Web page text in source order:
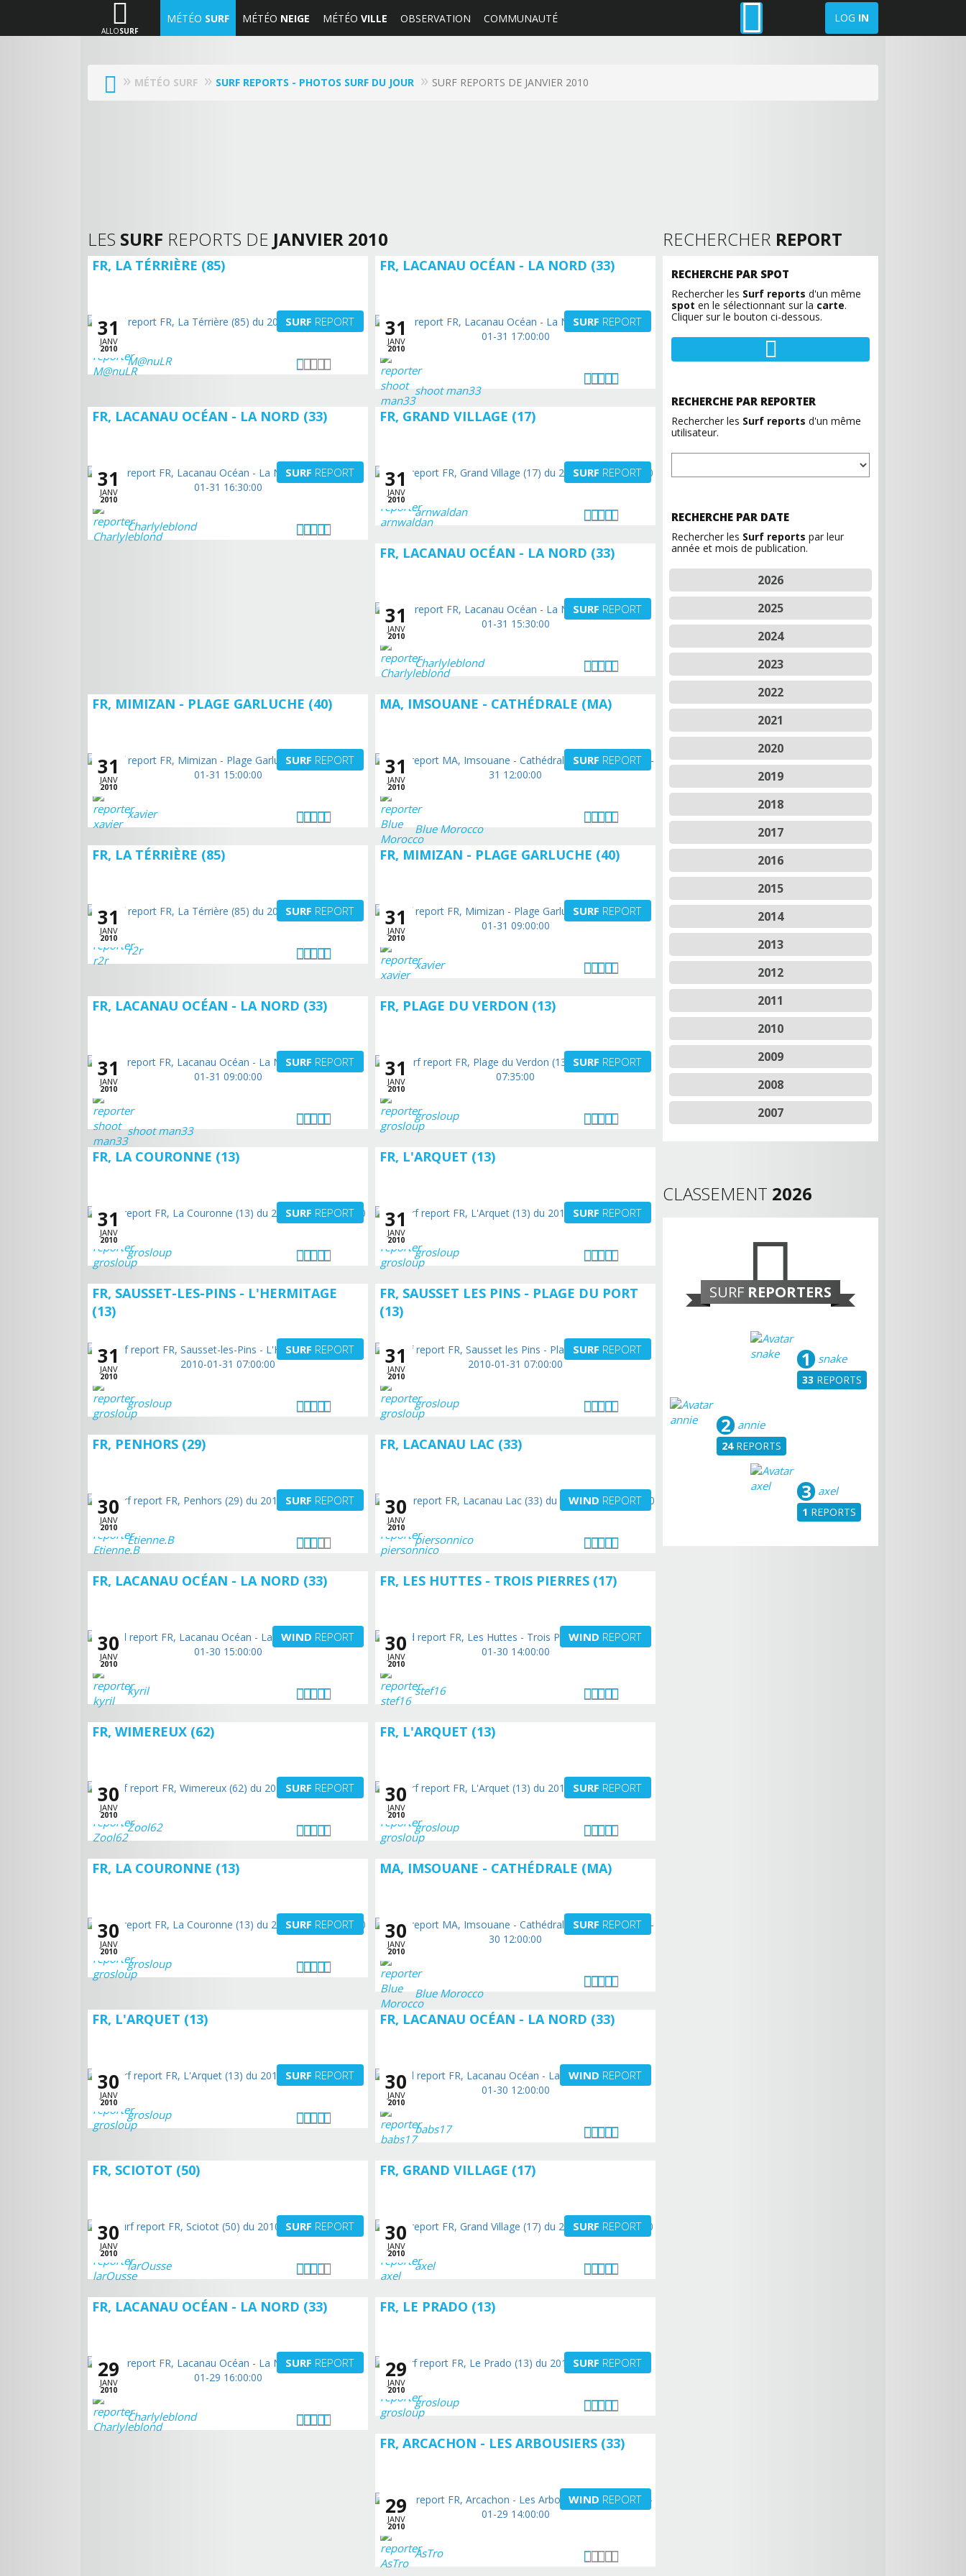
ALLOSURF
MÉTÉO SURF MÉTÉO NEIGE MÉTÉO VILLE OBSERVATION COMMUNAUTÉ LOG IN
MÉTÉO SURF SURF REPORTS - PHOTOS SURF DU JOUR SURF REPORTS DE JANVIER 2010
LES SURF REPORTS DE JANVIER 2010
FR, LA TÉRRIÈRE (85)
31
JANV
2010
SURF REPORT
M@nuLR
FR, LACANAU OCÉAN - LA NORD (33)
31
JANV
2010
SURF REPORT
shoot man33
FR, LACANAU OCÉAN - LA NORD (33)
31
JANV
2010
SURF REPORT
Charlyleblond
FR, GRAND VILLAGE (17)
31
JANV
2010
SURF REPORT
arnwaldan
FR, LACANAU OCÉAN - LA NORD (33)
31
JANV
2010
SURF REPORT
Charlyleblond
FR, MIMIZAN - PLAGE GARLUCHE (40)
31
JANV
2010
SURF REPORT
xavier
MA, IMSOUANE - CATHÉDRALE (MA)
31
JANV
2010
SURF REPORT
Blue Morocco
FR, LA TÉRRIÈRE (85)
31
JANV
2010
SURF REPORT
r2r
FR, MIMIZAN - PLAGE GARLUCHE (40)
31
JANV
2010
SURF REPORT
xavier
FR, LACANAU OCÉAN - LA NORD (33)
31
JANV
2010
SURF REPORT
shoot man33
FR, PLAGE DU VERDON (13)
31
JANV
2010
SURF REPORT
grosloup
FR, LA COURONNE (13)
31
JANV
2010
SURF REPORT
grosloup
FR, L'ARQUET (13)
31
JANV
2010
SURF REPORT
grosloup
FR, SAUSSET-LES-PINS - L'HERMITAGE
(13)
31
JANV
2010
SURF REPORT
grosloup
FR, SAUSSET LES PINS - PLAGE DU PORT
(13)
31
JANV
2010
SURF REPORT
grosloup
FR, PENHORS (29)
30
JANV
2010
SURF REPORT
Etienne.B
FR, LACANAU LAC (33)
30
JANV
2010
WIND REPORT
piersonnico
FR, LACANAU OCÉAN - LA NORD (33)
30
JANV
2010
WIND REPORT
kyril
FR, LES HUTTES - TROIS PIERRES (17)
30
JANV
2010
WIND REPORT
stef16
FR, WIMEREUX (62)
30
JANV
2010
SURF REPORT
Zool62
FR, L'ARQUET (13)
30
JANV
2010
SURF REPORT
grosloup
FR, LA COURONNE (13)
30
JANV
2010
SURF REPORT
grosloup
MA, IMSOUANE - CATHÉDRALE (MA)
30
JANV
2010
SURF REPORT
Blue Morocco
FR, L'ARQUET (13)
30
JANV
2010
SURF REPORT
grosloup
FR, LACANAU OCÉAN - LA NORD (33)
30
JANV
2010
WIND REPORT
babs17
FR, SCIOTOT (50)
30
JANV
2010
SURF REPORT
larOusse
FR, GRAND VILLAGE (17)
30
JANV
2010
SURF REPORT
axel
FR, LACANAU OCÉAN - LA NORD (33)
29
JANV
2010
SURF REPORT
Charlyleblond
FR, LE PRADO (13)
29
JANV
2010
SURF REPORT
grosloup
FR, ARCACHON - LES ARBOUSIERS (33)
29
JANV
2010
WIND REPORT
AsTro
RECHERCHER REPORT
RECHERCHE PAR SPOT
Rechercher les Surf reports d'un même
spot en le sélectionnant sur la carte.
Cliquer sur le bouton ci-dessous.
RECHERCHE PAR REPORTER
Rechercher les Surf reports d'un même
utilisateur.
RECHERCHE PAR DATE
Rechercher les Surf reports par leur
année et mois de publication.
2026
2025
2024
2023
2022
2021
2020
2019
2018
2017
2016
2015
2014
2013
2012
2011
2010
2009
2008
2007
CLASSEMENT 2026
SURF REPORTERS
snake
1
33 REPORTS
annie
2
24REPORTS
axel
3
1 REPORTS